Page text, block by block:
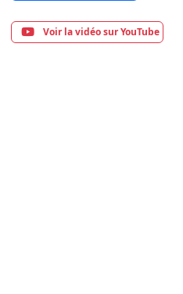
Voir la vidéo sur YouTube